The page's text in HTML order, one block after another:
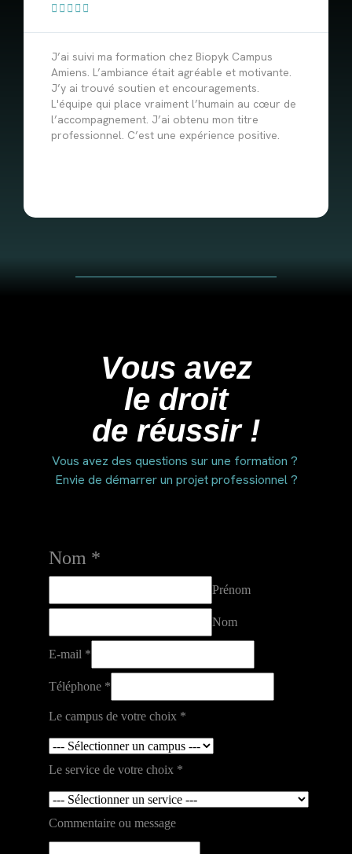
    
J’ai suivi ma formation chez Biopyk Campus
Amiens. L’ambiance était agréable et motivante.
J’y ai trouvé soutien et encouragements.
L'équipe qui place vraiment l’humain au cœur de
l’accompagnement. J’ai obtenu mon titre
professionnel. C’est une expérience positive.
Vous avez
le droit
de réussir !
Vous avez des questions sur une formation ?
Envie de démarrer un projet professionnel ?
Nom *
Prénom
Nom
E-mail *
message
Téléphone *
Le campus de votre choix *
Le service de votre choix *
Commentaire ou message